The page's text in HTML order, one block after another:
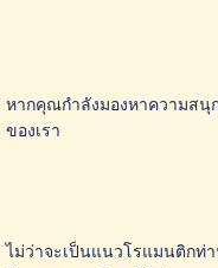
หากคุณกำลังมองหาความสนุ
ของเรา
ไม่ว่าจะเป็นแนวโรแมนติกท่